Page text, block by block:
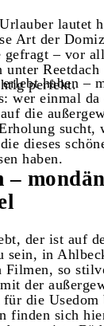
lautet
Art der
gefragt – vor
Reetdach
perfekt.
haben –
wer einmal da
die
sucht,
dieses
haben.
–
der ist auf
sein, in
Filmen, so
der
die Usedom
finden sich